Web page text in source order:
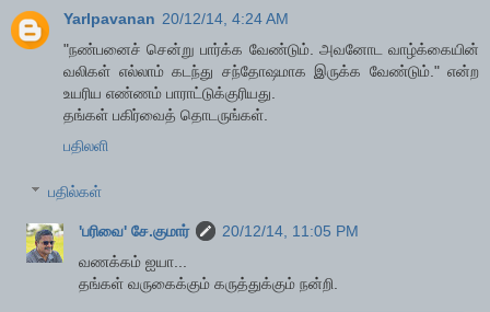
Yarlpavanan 20/12/14, 4:24 AM
"நண்பனைச் சென்று பார்க்க வேண்டும். அவனோட வாழ்க்கையின்
வலிகள் எல்லாம் கடந்து சந்தோஷமாக இருக்க வேண்டும்." என்ற
உயரிய எண்ணம் பாராட்டுக்குரியது.
தங்கள் பகிர்வைத் தொடருங்கள்.
பதிலளி
பதில்கள்
'பரிவை' சே.குமார்
20/12/14, 11:05 PM
வணக்கம் ஐயா...
தங்கள் வருகைக்கும் கருத்துக்கும் நன்றி.